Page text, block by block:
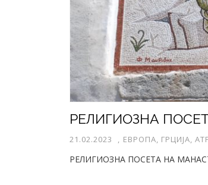
21.02.2023 , ЕВРОПА, ГРЦИЈА,
РЕЛИГИОЗНА ПОСЕТА НА